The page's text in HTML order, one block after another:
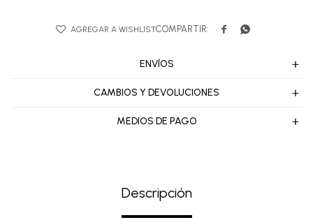
 
ENVÍOS
CAMBIOS Y DEVOLUCIONES
MEDIOS DE PAGO
Descripción